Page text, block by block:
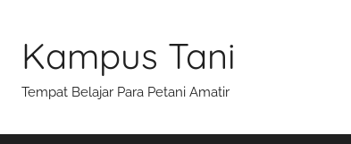
content
Kampus Tani
Tempat Belajar Para Petani Amatir